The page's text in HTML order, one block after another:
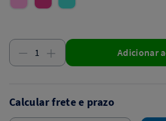
Adicionar
Calcular frete e prazo